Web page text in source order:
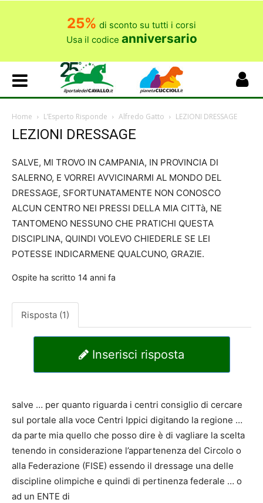
25% di sconto su tutti i corsi
Usa il codice anniversario
Home L’Esperto Risponde Alfredo Gatto LEZIONI DRESSAGE
LEZIONI DRESSAGE
SALVE, MI TROVO IN CAMPANIA, IN PROVINCIA DI
SALERNO, E VORREI AVVICINARMI AL MONDO DEL
DRESSAGE, SFORTUNATAMENTE NON CONOSCO
ALCUN CENTRO NEI PRESSI DELLA MIA CITTà, NE
TANTOMENO NESSUNO CHE PRATICHI QUESTA
DISCIPLINA, QUINDI VOLEVO CHIEDERLE SE LEI
POTESSE INDICARMENE QUALCUNO, GRAZIE.
Ospite ha scritto 14 anni fa
Risposta (1)
Inserisci risposta
salve … per quanto riguarda i centri consiglio di cercare
sul portale alla voce Centri Ippici digitando la regione …
da parte mia quello che posso dire è di vagliare la scelta
tenendo in considerazione l’appartenenza del Circolo o
alla Federazione (FISE) essendo il dressage una delle
discipline olimpiche e quindi di pertinenza federale … o
ad un ENTE di